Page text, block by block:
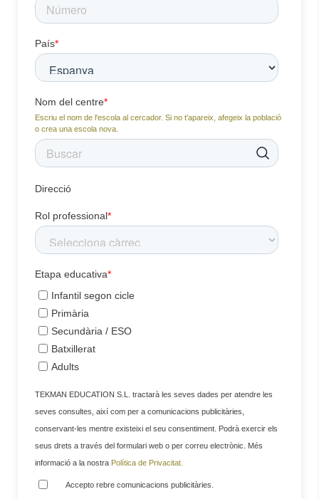
País*
Nom del centre*
Escriu el nom de l'escola al cercador. Si no t'apareix, afegeix la població
o crea una escola nova.
Direcció
Rol professional*
Etapa educativa*
Infantil segon cicle
Primària
Secundària / ESO
Batxillerat
Adults
TEKMAN EDUCATION S.L. tractarà les seves dades per atendre les
seves consultes, així com per a comunicacions publicitàries,
conservant-les mentre existeixi el seu consentiment. Podrà exercir els
seus drets a través del formulari web o per correu electrònic. Més
informació a la nostra Política de Privacitat.
Accepto rebre comunicacions publicitàries.